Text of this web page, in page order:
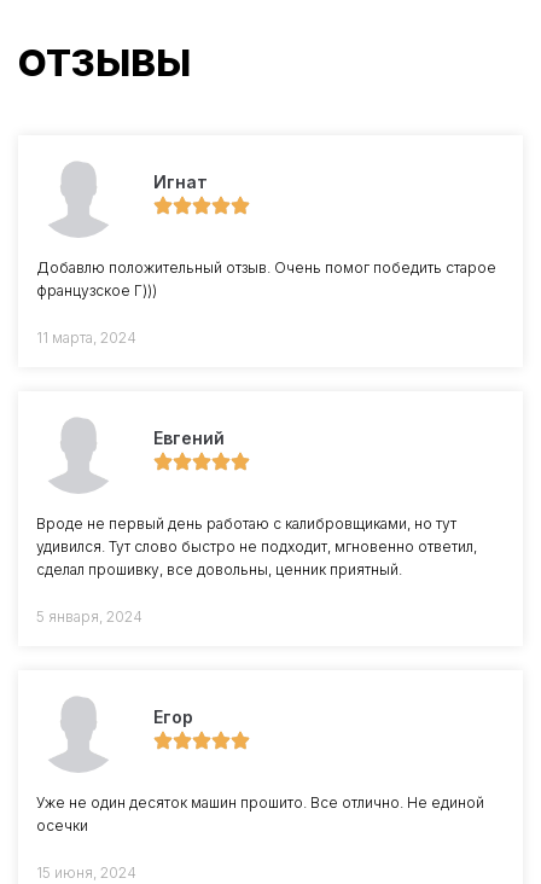
ОТЗЫВЫ
Игнат
Добавлю положительный отзыв. Очень помог победить старое
французское Г)))
11 марта, 2024
Евгений
Вроде не первый день работаю с калибровщиками, но тут
удивился. Тут слово быстро не подходит, мгновенно ответил,
сделал прошивку, все довольны, ценник приятный.
5 января, 2024
Егор
Уже не один десяток машин прошито. Все отлично. Не единой
осечки
15 июня, 2024